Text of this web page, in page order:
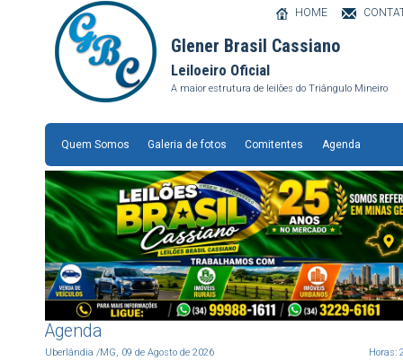
Glener Brasil Cassiano
Leiloeiro Oficial
A maior estrutura de leilões do Triângulo Mineiro
HOME
Quem Somos Galeria de fotos Comitentes Agenda
Agenda
Uberlândia /MG, 09 de Agosto de 2026 Horas: